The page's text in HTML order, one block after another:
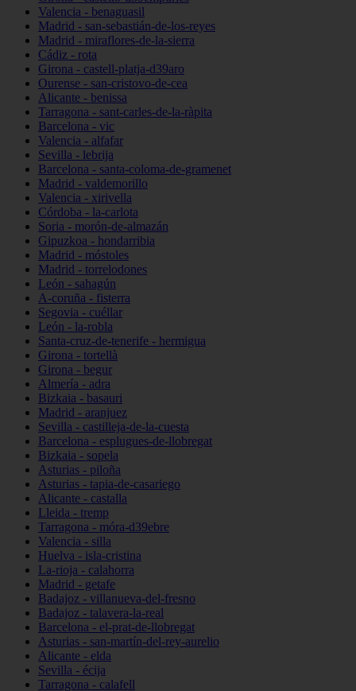
Valencia - benaguasil
Madrid - san-sebastián-de-los-reyes
Madrid - miraflores-de-la-sierra
Cádiz - rota
Girona - castell-platja-d39aro
Ourense - san-cristovo-de-cea
Alicante - benissa
Tarragona - sant-carles-de-la-ràpita
Barcelona - vic
Valencia - alfafar
Sevilla - lebrija
Barcelona - santa-coloma-de-gramenet
Madrid - valdemorillo
Valencia - xirivella
Córdoba - la-carlota
Soria - morón-de-almazán
Gipuzkoa - hondarribia
Madrid - móstoles
Madrid - torrelodones
León - sahagún
A-coruña - fisterra
Segovia - cuéllar
León - la-robla
Santa-cruz-de-tenerife - hermigua
Girona - tortellà
Girona - begur
Almería - adra
Bizkaia - basauri
Madrid - aranjuez
Sevilla - castilleja-de-la-cuesta
Barcelona - esplugues-de-llobregat
Bizkaia - sopela
Asturias - piloña
Asturias - tapia-de-casariego
Alicante - castalla
Lleida - tremp
Tarragona - móra-d39ebre
Valencia - silla
Huelva - isla-cristina
La-rioja - calahorra
Madrid - getafe
Badajoz - villanueva-del-fresno
Badajoz - talavera-la-real
Barcelona - el-prat-de-llobregat
Asturias - san-martín-del-rey-aurelio
Alicante - elda
Sevilla - écija
Tarragona - calafell